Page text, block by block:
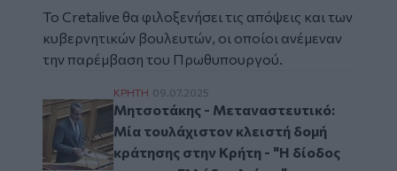
Το Cretalive θα φιλοξενήσει τις απόψεις και των
κυβερνητικών βουλευτών, οι οποίοι ανέμεναν
την παρέμβαση του Πρωθυπουργού.
Μητσοτάκης - Μεταναστευτικό: Μία
ΚΡΗΤΗ 09.07.2025
Μητσοτάκης - Μεταναστευτικό:
Μία τουλάχιστον κλειστή δομή
κράτησης στην Κρήτη - "Η δίοδος